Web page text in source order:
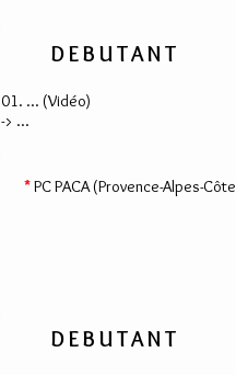
DEBUTANT
01. ... (Vidéo)
-> ...
*PC PACA (Provence-Alpes-
DEBUTANT